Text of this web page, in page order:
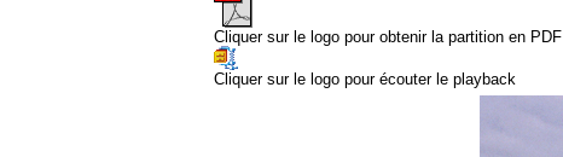
Cliquer sur le logo pour obtenir la partition en PDF
Cliquer sur le logo pour écouter le playback